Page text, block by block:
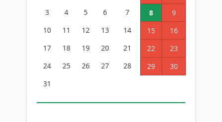
3
4 5 6 7 8
9
10
11 12 13 14 15
16
17
18 19 20 21 22
23
24
25 26 27 28 29
30
31